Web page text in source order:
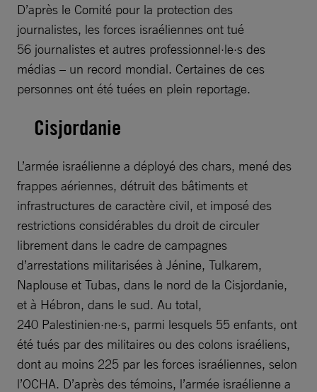
D’après le Comité pour la protection des
journalistes, les forces israéliennes ont tué
56 journalistes et autres professionnel·le·s des
médias – un record mondial. Certaines de ces
personnes ont été tuées en plein reportage.
Cisjordanie
L’armée israélienne a déployé des chars, mené des
frappes aériennes, détruit des bâtiments et
infrastructures de caractère civil, et imposé des
restrictions considérables du droit de circuler
librement dans le cadre de campagnes
d’arrestations militarisées à Jénine, Tulkarem,
Naplouse et Tubas, dans le nord de la Cisjordanie,
et à Hébron, dans le sud. Au total,
240 Palestinien·ne·s, parmi lesquels 55 enfants, ont
été tués par des militaires ou des colons israéliens,
dont au moins 225 par les forces israéliennes, selon
l’OCHA. D’après des témoins, l’armée israélienne a